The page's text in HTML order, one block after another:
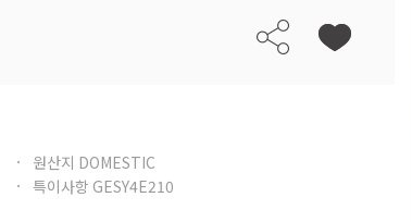
원산지 DOMESTIC
특이사항 GESY4E210